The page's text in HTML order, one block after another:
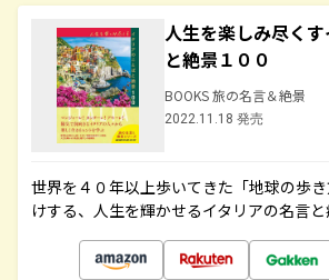
人生を楽しみ尽く
と絶景１００
BOOKS 旅の名言＆絶景
2022.11.18 発売
世界を４０年以上歩いてきた「地球の歩
けする、人生を輝かせるイタリアの名言